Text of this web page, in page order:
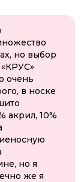
но выбор
очень
в носке
акрил, 10%
но я
же я